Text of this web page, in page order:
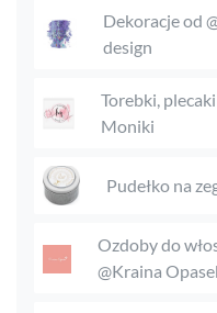
Dekoracje od
design
Torebki,
Moniki
Pudełko na
Ozdoby do
@Kraina